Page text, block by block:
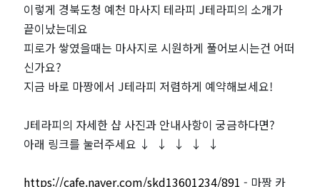
이렇게 경북도청 예천 마사지 테라피 J테라피의 소개가
끝이났는데요
피로가 쌓였을때는 마사지로 시원하게 풀어보시는건 어떠
신가요?
지금 바로 마짱에서 J테라피 저렴하게 예약해보세요!
J테라피의 자세한 샵 사진과 안내사항이 궁금하다면?
아래 링크를 눌러주세요 ↓ ↓ ↓ ↓ ↓
https://cafe.naver.com/skd13601234/891 - 마짱 카